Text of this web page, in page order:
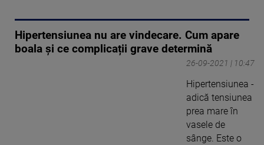
Hipertensiunea nu are vindecare. Cum apare
boala și ce complicații grave determină
26-09-2021 | 10:47
Hipertensiunea -
adică tensiunea
prea mare în
vasele de
sânge. Este o